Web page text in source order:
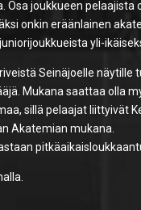
Osa joukkueen
onkin eräänlainen
yli-
Seinäjoelle näytille
Mukana saattaa olla
sillä pelaajat liittyivät
Akatemian mukana.